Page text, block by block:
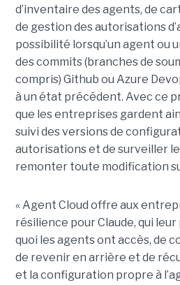
d’inventaire des agents, de
de gestion des autorisations
possibilité lorsqu’un agent ou
des commits (branches de
compris) Github ou Azure
à un état précédent. Avec ce
que les entreprises gardent
suivi des versions de
autorisations et de surveiller
remonter toute modification
« Agent Cloud offre aux
résilience pour Claude, qui
quoi les agents ont accès, de
de revenir en arrière et de
et la configuration propre à